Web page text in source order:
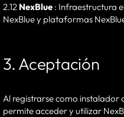
2.12 NexBlue : Infraestructura
NexBlue y plataformas
3. Aceptación
Al registrarse como instalador
permite acceder y utilizar